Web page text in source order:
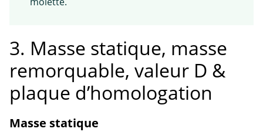
3. Masse statique, masse
remorquable, valeur D &
plaque d’homologation
Masse statique